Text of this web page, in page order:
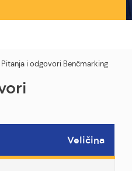
Pitanja i odgovori Benčmarking
Veličina